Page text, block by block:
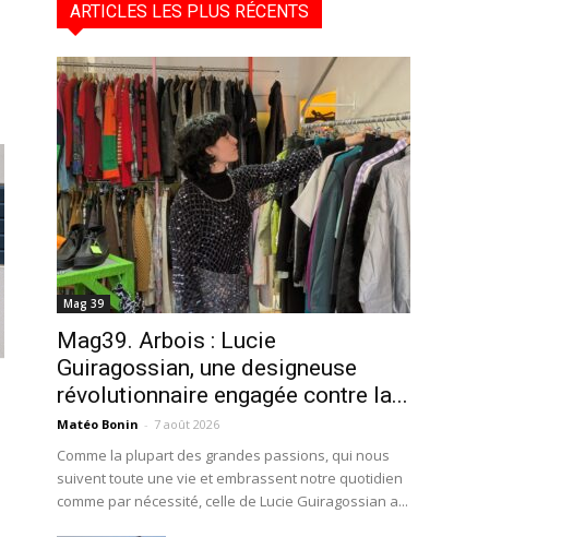
ARTICLES LES PLUS RÉCENTS
Mag 39
Mag39. Arbois : Lucie
Guiragossian, une designeuse
révolutionnaire engagée contre la...
Matéo Bonin - 7 août 2026
Comme la plupart des grandes passions, qui nous
suivent toute une vie et embrassent notre quotidien
comme par nécessité, celle de Lucie Guiragossian a...